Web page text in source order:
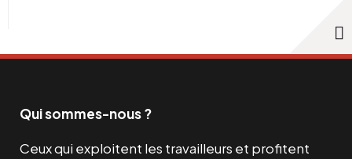
Qui sommes-nous ?
Ceux qui exploitent les travailleurs et profitent